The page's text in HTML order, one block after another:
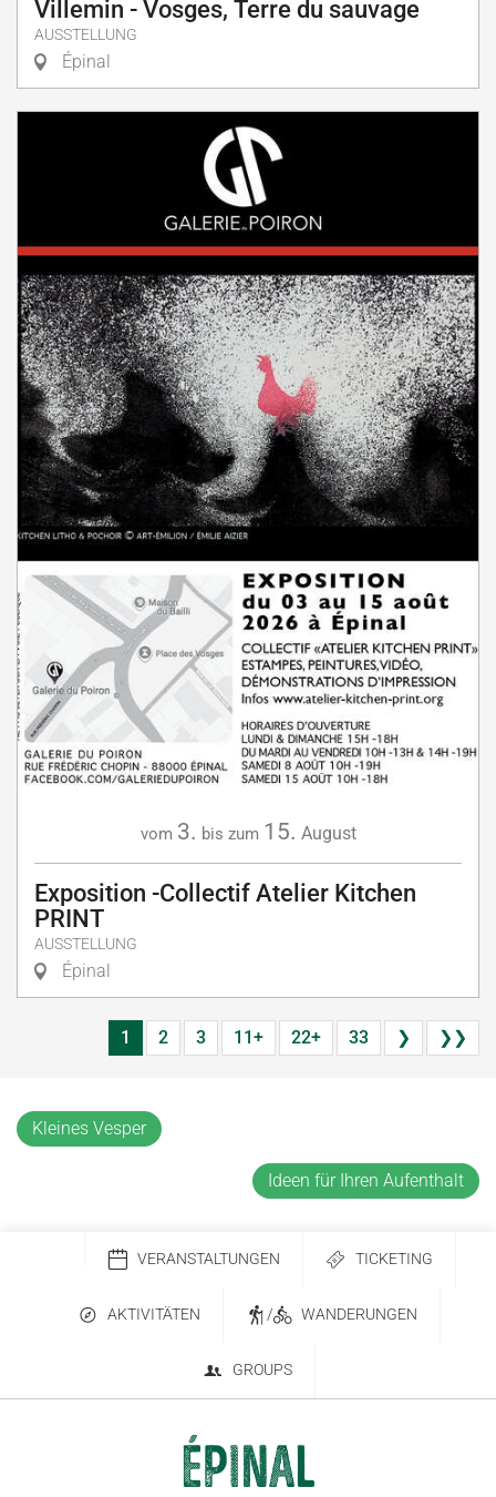
Villemin - Vosges, Terre du sauvage
AUSSTELLUNG
Épinal
vom 3. bis zum 15. August
Exposition -Collectif Atelier Kitchen
PRINT
AUSSTELLUNG
Épinal
1 2 3 11+ 22+ 33 ❯ ❯❯
Kleines Vesper
Ideen für Ihren Aufenthalt
VERANSTALTUNGEN TICKETING
AKTIVITÄTEN / WANDERUNGEN
GROUPS